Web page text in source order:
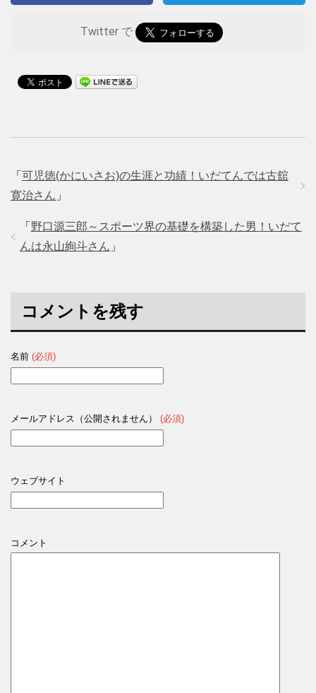
Twitter で
「 可児徳(かにいさお)の生涯と功績！いだてんでは古舘
寛治さん 」
「 野口源三郎～スポーツ界の基礎を構築した男！いだて
んは永山絢斗さん 」
コメントを残す
名前 (必須)
メールアドレス（公開されません） (必須)
ウェブサイト
コメント